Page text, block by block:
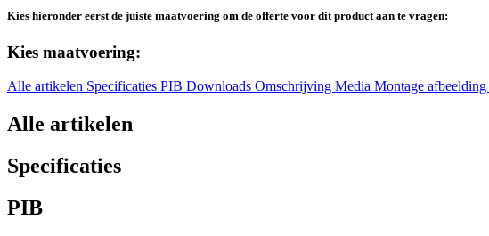
Kies hieronder eerst de juiste maatvoering om de offerte voor dit product aan te vragen:
Kies maatvoering:
Alle artikelen Specificaties PIB Downloads Omschrijving Media Montage afbeelding
Alle artikelen
Specificaties
PIB